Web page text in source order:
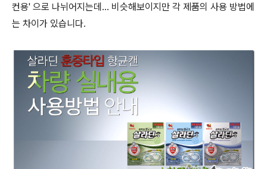
컨용' 으로 나뉘어지는데... 비슷해보이지만 각 제품의 사용 방법에
는 차이가 있습니다.